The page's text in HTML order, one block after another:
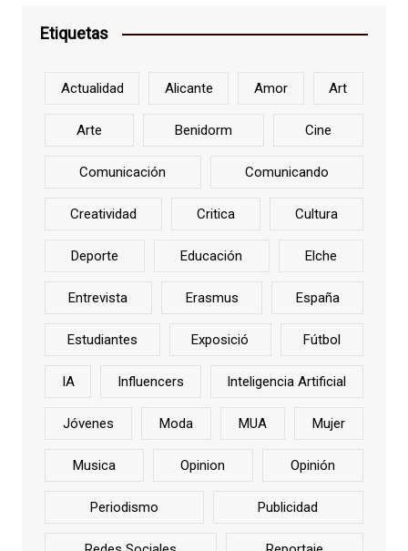
Etiquetas
Actualidad Alicante Amor Art
Arte Benidorm Cine
Comunicación Comunicando
Creatividad Critica Cultura
Deporte Educación Elche
Entrevista Erasmus España
Estudiantes Exposició Fútbol
IA Influencers Inteligencia Artificial
Jóvenes Moda MUA Mujer
Musica Opinion Opinión
Periodismo Publicidad